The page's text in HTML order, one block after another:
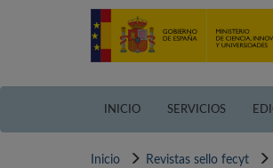
INICIO SERVICIOS
Inicio Revistas sello fecyt